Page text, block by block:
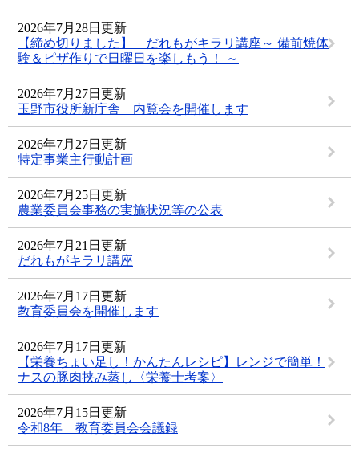
2026年7月28日更新
【締め切りました】 だれもがキラリ講座～ 備前焼体
験＆ピザ作りで日曜日を楽しもう！ ～
2026年7月27日更新
玉野市役所新庁舎 内覧会を開催します
2026年7月27日更新
特定事業主行動計画
2026年7月25日更新
農業委員会事務の実施状況等の公表
2026年7月21日更新
だれもがキラリ講座
2026年7月17日更新
教育委員会を開催します
2026年7月17日更新
【栄養ちょい足し！かんたんレシピ】レンジで簡単！
ナスの豚肉挟み蒸し〈栄養士考案〉
2026年7月15日更新
令和8年 教育委員会会議録